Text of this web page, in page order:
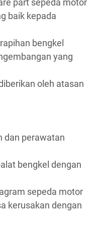
baik kepada
bengkel
yang
oleh atasan
dan perawatan
bengkel dengan
sepeda motor
kerusakan dengan